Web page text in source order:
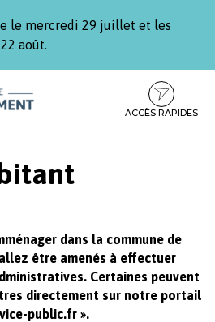
le mercredi 29 juillet et les
août.
ACCÈS RAPIDES
dans la commune de
être amenés à effectuer
Certaines peuvent
directement sur notre portail
public.fr ».